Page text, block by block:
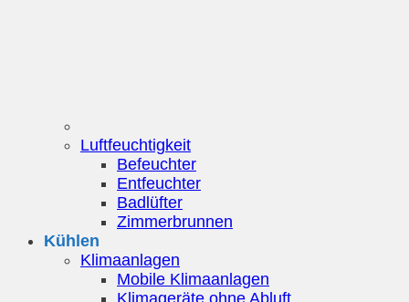
Luftfeuchtigkeit
Befeuchter
Entfeuchter
Badlüfter
Zimmerbrunnen
Kühlen
Klimaanlagen
Mobile Klimaanlagen
Klimageräte ohne Abluft